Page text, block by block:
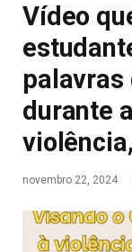
Vídeo
palavras
durante
novembro 22, 2024